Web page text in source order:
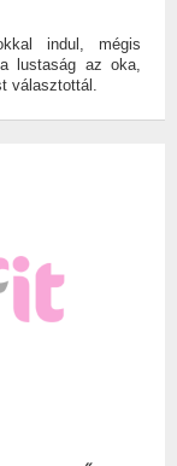
indul, mégis
lustaság az oka,
választottál.